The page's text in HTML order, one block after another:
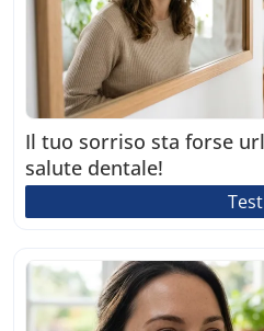
Il tuo sorriso sta forse
salute dentale!
Test